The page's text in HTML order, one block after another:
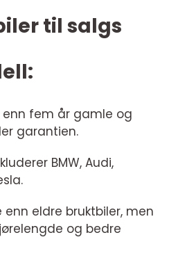
til salgs
enn fem år gamle og
garantien.
BMW, Audi,
eldre bruktbiler, men
og bedre